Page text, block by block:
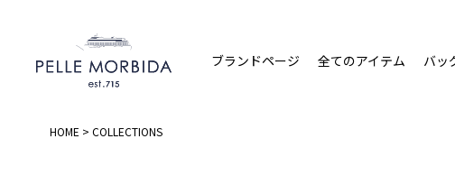
ブランドページ 全てのアイテム バッ
HOME COLLECTIONS